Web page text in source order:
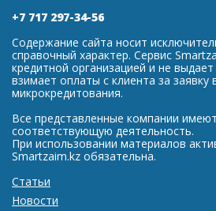
+7 717 297-34-56
Содержание сайта носит
справочный характер. Сервис
кредитной организацией и не
взимает оплаты с клиента за заявку
микрокредитования.
Все представленные компании
соответствующую деятельность.
При использовании материалов
Smartzaim.kz обязательна.
Статьи
Новости